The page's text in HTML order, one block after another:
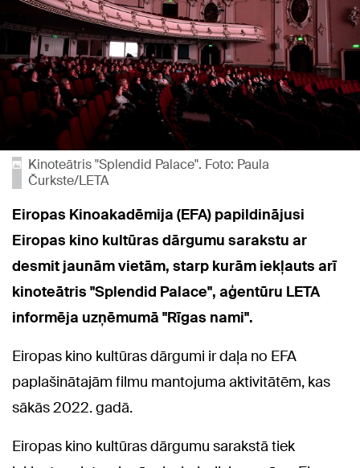
Kinoteātris "Splendid Palace". Foto: Paula
Čurkste/LETA
Eiropas Kinoakadēmija (EFA) papildinājusi
Eiropas kino kultūras dārgumu sarakstu ar
desmit jaunām vietām, starp kurām iekļauts arī
kinoteātris "Splendid Palace", aģentūru LETA
informēja uzņēmumā "Rīgas nami".
Eiropas kino kultūras dārgumi ir daļa no EFA
paplašinātajām filmu mantojuma aktivitātēm, kas
sākās 2022. gadā.
Eiropas kino kultūras dārgumu sarakstā tiek